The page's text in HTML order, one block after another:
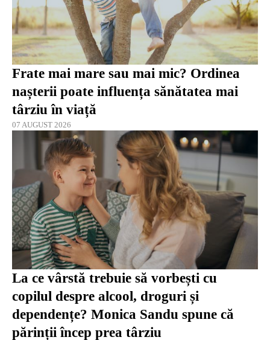
Frate mai mare sau mai mic? Ordinea
nașterii poate influența sănătatea mai
târziu în viață
07 AUGUST 2026
La ce vârstă trebuie să vorbești cu
copilul despre alcool, droguri și
dependențe? Monica Sandu spune că
părinții încep prea târziu